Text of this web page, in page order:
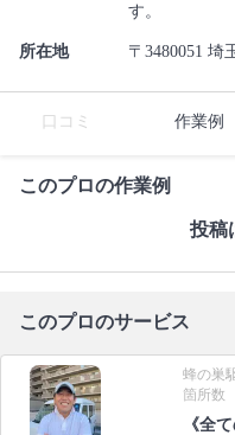
す。
所在地 〒3480051 埼
口コミ 作業例
このプロの作業例
投稿
このプロのサービス
蜂の巣
箇所数
《全